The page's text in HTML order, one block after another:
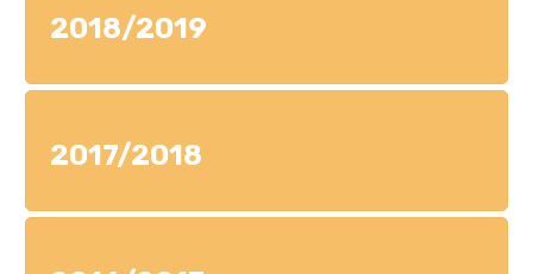
2018/2019
2017/2018